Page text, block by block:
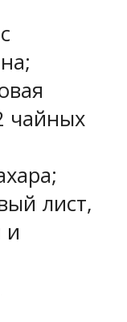
чайных
лист,
и